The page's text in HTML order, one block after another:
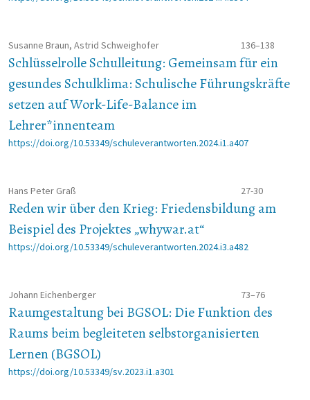
Susanne Braun, Astrid Schweighofer 136–138
Schlüsselrolle Schulleitung: Gemeinsam für ein
gesundes Schulklima: Schulische Führungskräfte
setzen auf Work-Life-Balance im
Lehrer*innenteam
https://doi.org/10.53349/schuleverantworten.2024.i1.a407
Hans Peter Graß 27-30
Reden wir über den Krieg: Friedensbildung am
Beispiel des Projektes „whywar.at“
https://doi.org/10.53349/schuleverantworten.2024.i3.a482
Johann Eichenberger 73–76
Raumgestaltung bei BGSOL: Die Funktion des
Raums beim begleiteten selbstorganisierten
Lernen (BGSOL)
https://doi.org/10.53349/sv.2023.i1.a301